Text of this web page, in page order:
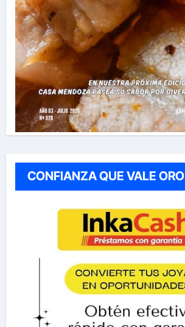
CONFIANZA QUE VALE ORO